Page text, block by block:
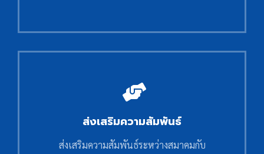
ส่งเสริมความสัมพันธ์
ส่งเสริมความสัมพันธ์ระหว่างสมาคมกับ